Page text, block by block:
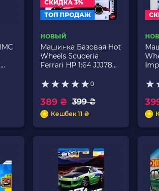
ТОП ПРОДАЖ
СКИДКА 3%
НОВЫЙ
Машинка Базовая Hot
Wheels Scuderia
Ferrari HP 1:64 JJJ78
0
399 ₴
389 ₴
Кешбек 11 ₴